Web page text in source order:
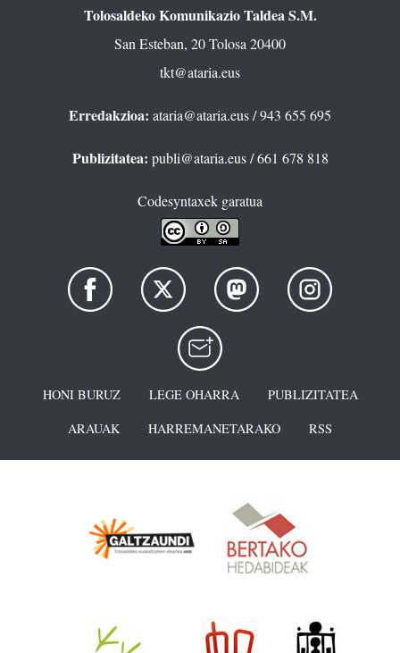
Tolosaldeko Komunikazio Taldea S.M.
San Esteban, 20 Tolosa 20400
tkt@ataria.eus
Erredakzioa: ataria@ataria.eus/ 943 655 695
Publizitatea: publi@ataria.eus/ 661 678 818
Codesyntaxek garatua
HONI BURUZ LEGE OHARRA
PUBLIZITATEA
ARAUAK
HARREMANETARAKO RSS